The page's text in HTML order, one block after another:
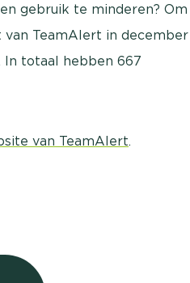
gebruik te minderen? Om
TeamAlert in december
In totaal hebben 667
van TeamAlert.